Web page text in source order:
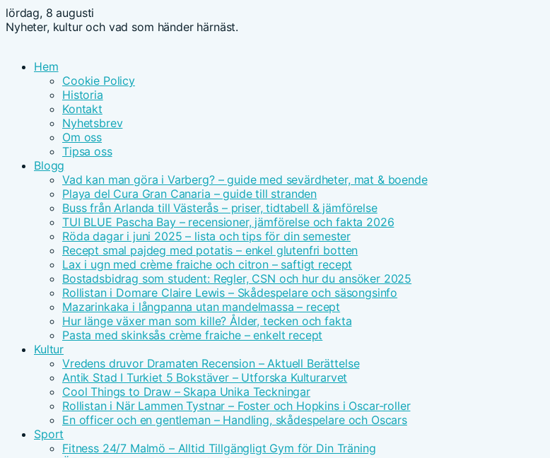
lördag, 8 augusti
Nyheter, kultur och vad som händer härnäst.
Hem
Cookie Policy
Historia
Kontakt
Nyhetsbrev
Om oss
Tipsa oss
Blogg
Vad kan man göra i Varberg? – guide med sevärdheter, mat & boende
Playa del Cura Gran Canaria – guide till stranden
Buss från Arlanda till Västerås – priser, tidtabell & jämförelse
TUI BLUE Pascha Bay – recensioner, jämförelse och fakta 2026
Röda dagar i juni 2025 – lista och tips för din semester
Recept smal pajdeg med potatis – enkel glutenfri botten
Lax i ugn med crème fraiche och citron – saftigt recept
Bostadsbidrag som student: Regler, CSN och hur du ansöker 2025
Rollistan i Domare Claire Lewis – Skådespelare och säsongsinfo
Mazarinkaka i långpanna utan mandelmassa – recept
Hur länge växer man som kille? Ålder, tecken och fakta
Pasta med skinksås crème fraiche – enkelt recept
Kultur
Vredens druvor Dramaten Recension – Aktuell Berättelse
Antik Stad I Turkiet 5 Bokstäver – Utforska Kulturarvet
Cool Things to Draw – Skapa Unika Teckningar
Rollistan i När Lammen Tystnar – Foster och Hopkins i Oscar-roller
En officer och en gentleman – Handling, skådespelare och Oscars
Sport
Fitness 24/7 Malmö – Alltid Tillgängligt Gym för Din Träning